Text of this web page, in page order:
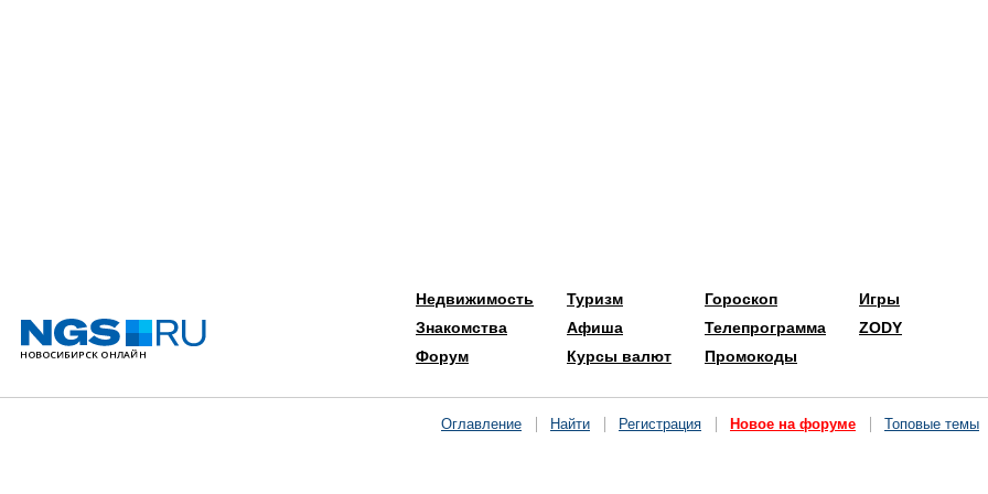
Недвижимость
Знакомства
Форум
Туризм
Афиша
Курсы валют
Гороскоп
Телепрограмма
Промокоды
Игры
ZODY
Оглавление Найти Регистрация Новое на форуме Топовые темы